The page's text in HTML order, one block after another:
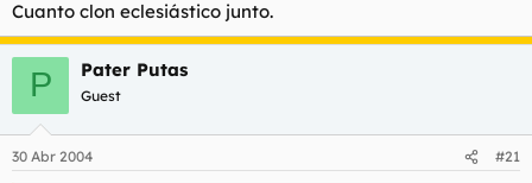
Cuanto clon eclesiástico junto.
P Pater Putas
Guest
30 Abr 2004 #21